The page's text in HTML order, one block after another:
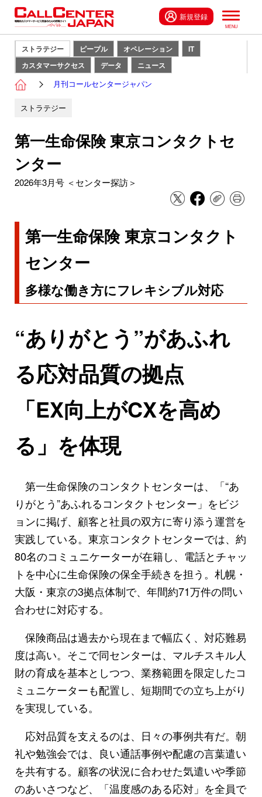
新規登録
ストラテジー ピープル オペレーション
IT
カスタマーサクセス
データ ニュース
月刊コールセンタージャパン
ストラテジー
第一生命保険 東京コンタクトセ
ンター
2026年3月号 ＜センター探訪＞
第一生命保険 東京コンタクト
センター
多様な働き方にフレキシブル対応
“ありがとう”があふれ
る応対品質の拠点
「EX向上がCXを高め
る」を体現
第一生命保険のコンタクトセンターは、「“あ
りがとう”あふれるコンタクトセンター」をビジ
ョンに掲げ、顧客と社員の双方に寄り添う運営を
実践している。東京コンタクトセンターでは、約
80名のコミュニケーターが在籍し、電話とチャッ
トを中心に生命保険の保全手続きを担う。札幌・
大阪・東京の3拠点体制で、年間約71万件の問い
合わせに対応する。
保険商品は過去から現在まで幅広く、対応難易
度は高い。そこで同センターは、マルチスキル人
財の育成を基本としつつ、業務範囲を限定したコ
ミュニケーターも配置し、短期間での立ち上がり
を実現している。
応対品質を支えるのは、日々の事例共有だ。朝
礼や勉強会では、良い通話事例や配慮の言葉遣い
を共有する。顧客の状況に合わせた気遣いや季節
のあいさつなど、「温度感のある応対」を全員で